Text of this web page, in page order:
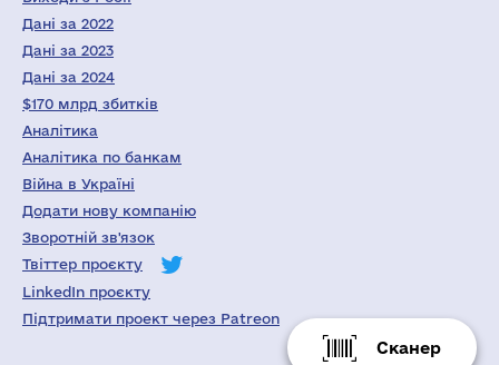
Сканер
Дані за 2022
Дані за 2023
Дані за 2024
$170 млрд збитків
Аналітика
Аналітика по банкам
Війна в Україні
Додати нову компанію
Зворотній зв'язок
Твіттер проєкту
LinkedIn проєкту
Підтримати проект через Patreon